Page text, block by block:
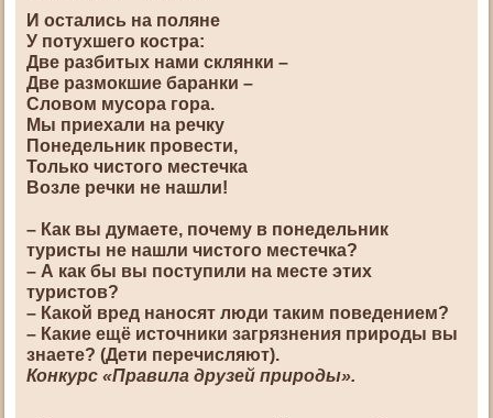
И остались на поляне
У потухшего костра:
Две разбитых нами склянки –
Две размокшие баранки –
Словом мусора гора.
Мы приехали на речку
Понедельник провести,
Только чистого местечка
Возле речки не нашли!
– Как вы думаете, почему в понедельник
туристы не нашли чистого местечка?
– А как бы вы поступили на месте этих
туристов?
– Какой вред наносят люди таким поведением?
– Какие ещё источники загрязнения природы вы
знаете? (Дети перечисляют).
Конкурс «Правила друзей природы».